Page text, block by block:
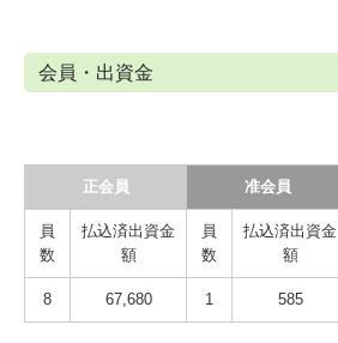
会員・出資金
正会員 准会員
員
数
払込済出資金
額
員
数
払込済出資金
額
8 67,680 1 585